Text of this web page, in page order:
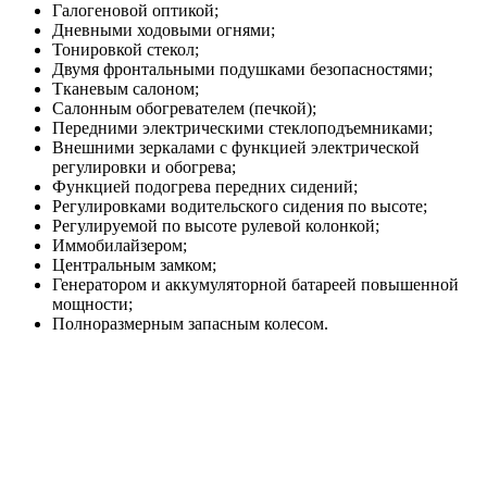
Галогеновой оптикой;
Дневными ходовыми огнями;
Тонировкой стекол;
Двумя фронтальными подушками безопасностями;
Тканевым салоном;
Салонным обогревателем (печкой);
Передними электрическими стеклоподъемниками;
Внешними зеркалами с функцией электрической
регулировки и обогрева;
Функцией подогрева передних сидений;
Регулировками водительского сидения по высоте;
Регулируемой по высоте рулевой колонкой;
Иммобилайзером;
Центральным замком;
Генератором и аккумуляторной батареей повышенной
мощности;
Полноразмерным запасным колесом.